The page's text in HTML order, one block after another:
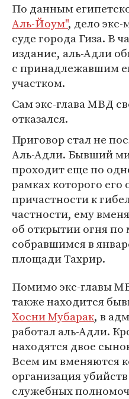
По данным
Аль-Йоум", дело
суде города Гиза. В
издание, аль-Адли
с принадлежавшим
участком.
Сам экс-глава МВД
отказался.
Приговор стал не
Аль-Адли. Бывший
проходит еще по
рамках которого его
причастности к
частности, ему
об открытии огня
собравшимся в
площади Тахрир.
Помимо экс-главы
также находится
Хосни Мубарак, в
работал аль-Адли.
находятся двое
Всем им вменяются
организация
служебных